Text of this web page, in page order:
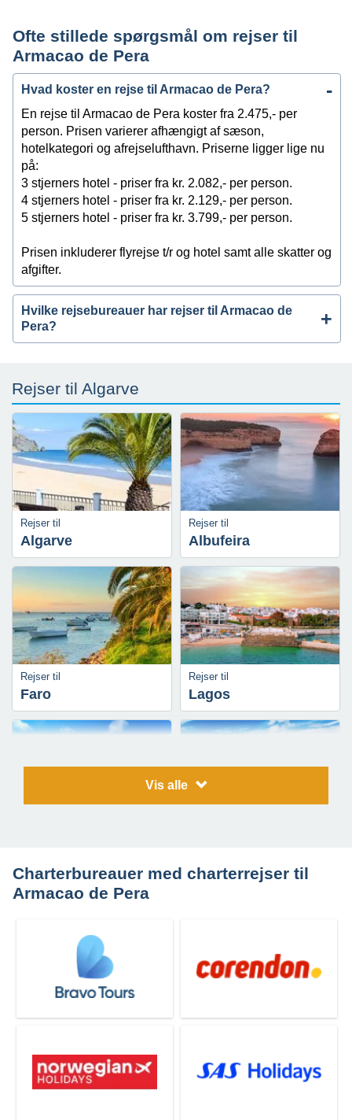
Ofte stillede spørgsmål om rejser til
Armacao de Pera
Hvad koster en rejse til Armacao de Pera?
En rejse til Armacao de Pera koster fra 2.475,- per
person. Prisen varierer afhængigt af sæson,
hotelkategori og afrejselufthavn. Priserne ligger lige nu
på:
3 stjerners hotel - priser fra kr. 2.082,- per person.
4 stjerners hotel - priser fra kr. 2.129,- per person.
5 stjerners hotel - priser fra kr. 3.799,- per person.
Prisen inkluderer flyrejse t/r og hotel samt alle skatter og
afgifter.
Hvilke rejsebureauer har rejser til Armacao de
Pera?
Rejser til Algarve
Rejser til
Algarve
Rejser til
Albufeira
Rejser til
Faro
Rejser til
Lagos
Carvoeiro Monte Gordo
Vis alle
Charterbureauer med charterrejser til
Armacao de Pera